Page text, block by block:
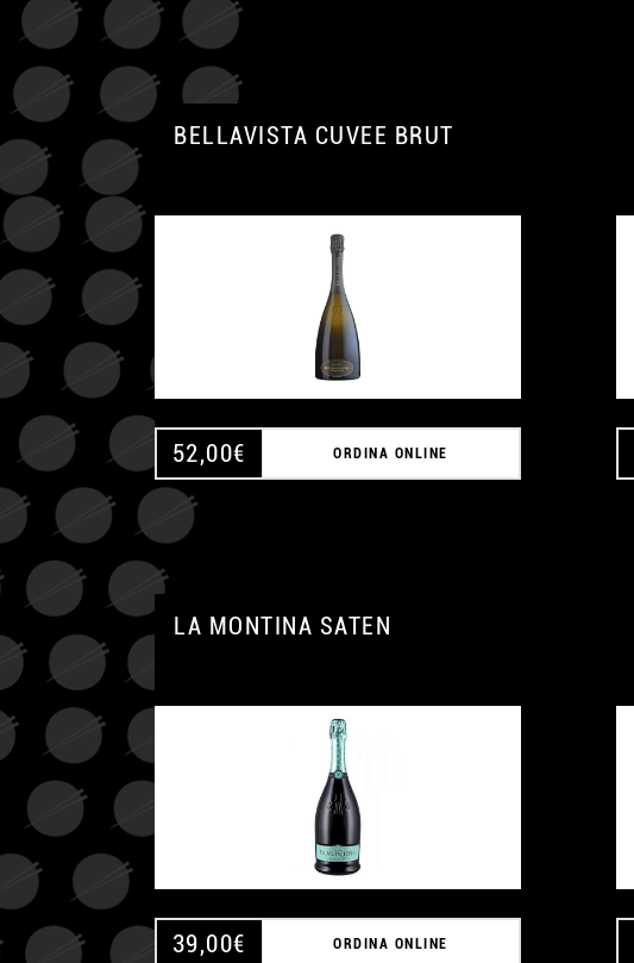
BELLAVISTA CUVEE BRUT
52,00€ ORDINA ONLINE
LA MONTINA SATEN
39,00€ ORDINA ONLINE